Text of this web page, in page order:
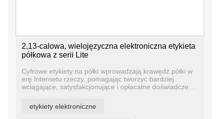
2,13-calowa, wielojęzyczna elektroniczna etykieta
półkowa z serii Lite
Cyfrowe etykiety na półki wprowadzają krawędź półki w
erę Internetu rzeczy, pomagając tworzyć bardziej
wciągające, satysfakcjonujące i opłacalne doświadczenia
sprzedaż i marżę na krawędzi półki, gdzie dokonuje się
60% zakupów.
etykiety elektroniczne